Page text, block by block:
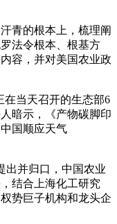
青的根本上，梳理阐
法令根本、根基方
容，并对美国农业政
当天召开的生态部6
暗示，《产物碳脚印
国顺应天气
并归口，中国农业
结合上海化工研究
势巨子机构和龙头企